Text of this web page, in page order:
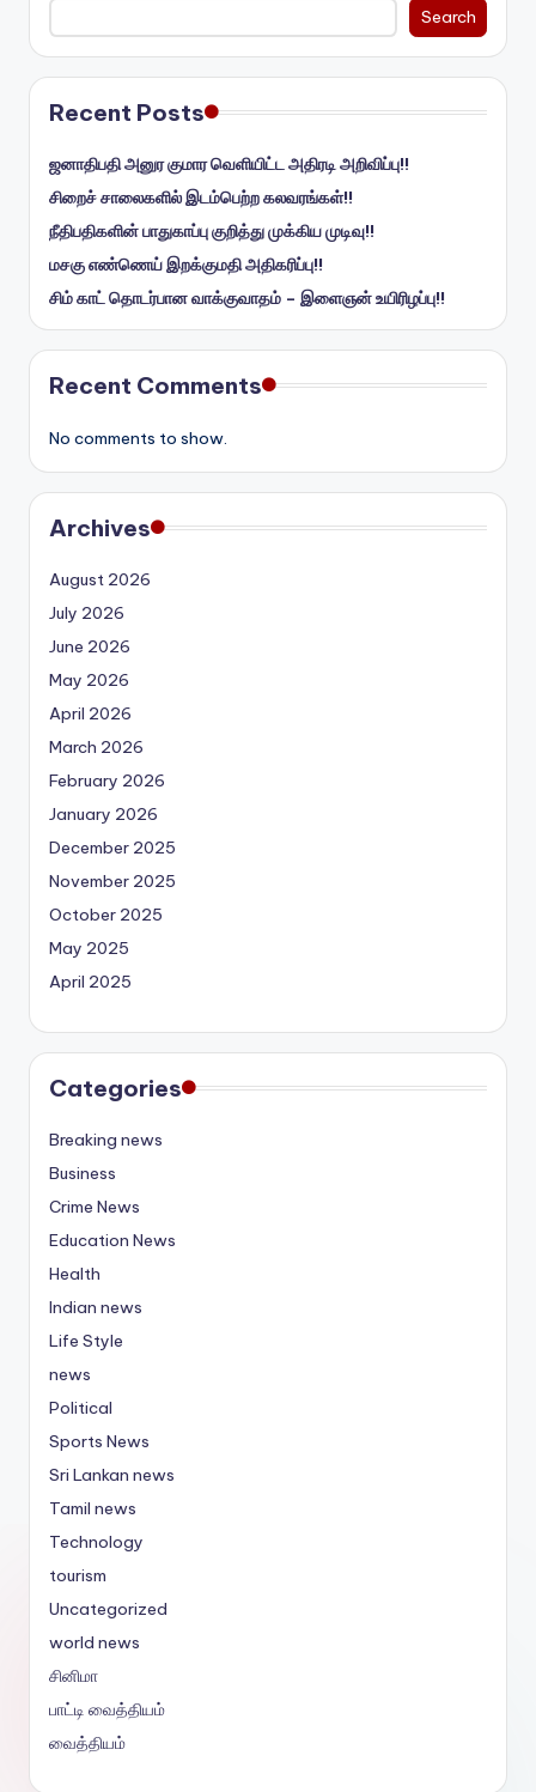
Search
Recent Posts
ஜனாதிபதி அனுர குமார வெளியிட்ட அதிரடி அறிவிப்பு!!
சிறைச் சாலைகளில் இடம்பெற்ற கலவரங்கள்!!
நீதிபதிகளின் பாதுகாப்பு குறித்து முக்கிய முடிவு!!
மசகு எண்ணெய் இறக்குமதி அதிகரிப்பு!!
சிம் காட் தொடர்பான வாக்குவாதம் – இளைஞன் உயிரிழப்பு!!
Recent Comments
No comments to show.
Archives
August 2026
July 2026
June 2026
May 2026
April 2026
March 2026
February 2026
January 2026
December 2025
November 2025
October 2025
May 2025
April 2025
Categories
Breaking news
Business
Crime News
Education News
Health
Indian news
Life Style
news
Political
Sports News
Sri Lankan news
Tamil news
Technology
tourism
Uncategorized
world news
சினிமா
பாட்டி வைத்தியம்
வைத்தியம்